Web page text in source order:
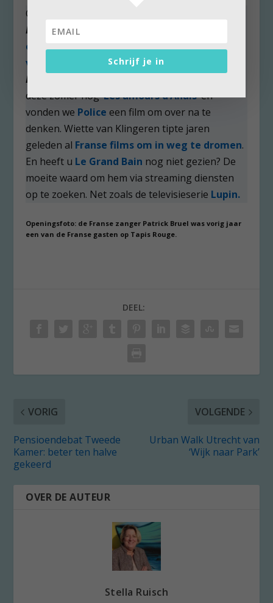
Ook over de voorgaande edities van
Rougeschreven wij in ‘
editie’enCatherine Deneuve prachtig
voorafje van festival.Maar ook buiten
Rouge
deze zomer nog ‘Les amours d’Anaís’en
vonden we Police een film om over na te
denken. Wiette van Klingeren tipte jaren
geleden al Franse films om in weg te dromen.
En heeft u Le Grand Bain nog niet gezien? De
moeite waard om hem via streaming diensten
op te zoeken. Net zoals de televisieserie Lupin.
Openingsfoto: de Franse zanger Patrick Bruel was vorig jaar
een van de Franse gasten op Tapis Rouge.
DEEL:
VORIG
Pensioendebat Tweede
Kamer: beter ten halve
gekeerd
VOLGENDE
Urban Walk Utrecht van
‘Wijk naar Park’
OVER DE AUTEUR
Stella Ruisch
Schrijf je in